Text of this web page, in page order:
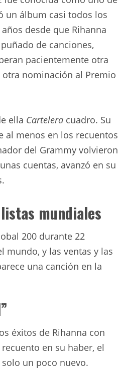
un álbum casi todos los
desde que Rihanna
de canciones,
pacientemente otra
nominación al Premio
ella Cartelera cuadro. Su
al menos en los recuentos
del Grammy volvieron
cuentas, avanzó en su
mundiales
200 durante 22
mundo, y las ventas y las
una canción en la
éxitos de Rihanna con
en su haber, el
solo un poco nuevo.